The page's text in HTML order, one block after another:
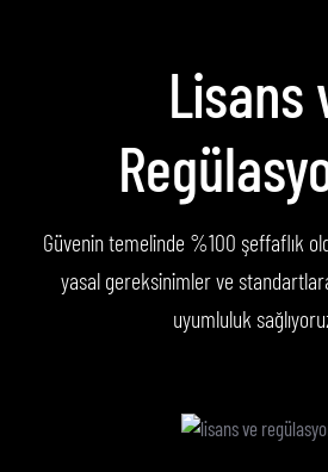
Lisans
Güvenin temelinde %100 şeffaflık
yasal gereksinimler ve
uyumluluk